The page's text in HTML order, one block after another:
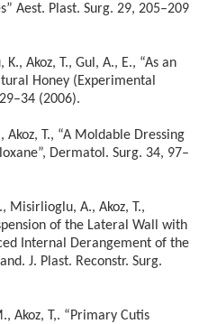
Aest. Plast. Surg. 29, 205–209
Akoz, T., Gul, A., E., “As an
Honey (Experimental
(2006).
T., “A Moldable Dressing
Dermatol. Surg. 34, 97–
Misirlioglu, A., Akoz, T.,
of the Lateral Wall with
Internal Derangement of the
J. Plast. Reconstr. Surg.
Akoz, T,. “Primary Cutis